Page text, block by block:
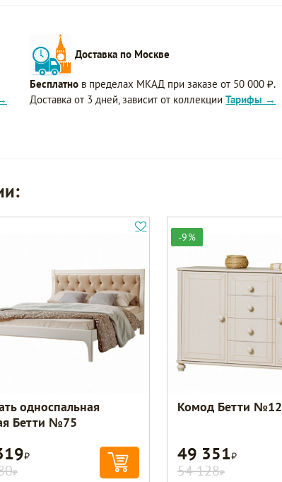
Доставка по Москве
Бесплатно в пределах МКАД при заказе от 50 000 ₽.
Доставка от 3 дней, зависит от коллекцииТарифы →
односпальная
Бетти №75
Р
Р
-9%
Комод Бетти №12
49 351Р
54 128Р